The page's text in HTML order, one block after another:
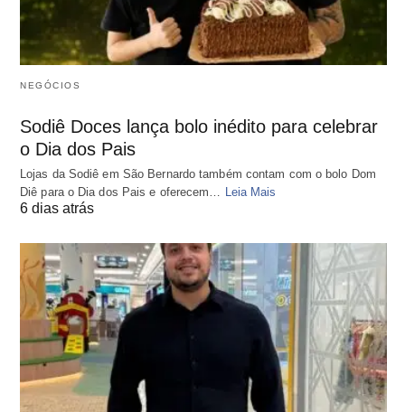
NEGÓCIOS
Sodiê Doces lança bolo inédito para celebrar
o Dia dos Pais
Lojas da Sodiê em São Bernardo também contam com o bolo Dom
Diê para o Dia dos Pais e oferecem… Leia Mais
6 dias atrás